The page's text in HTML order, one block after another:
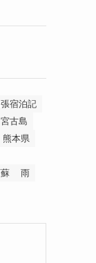
宿泊記
宮古島
熊本県
雨